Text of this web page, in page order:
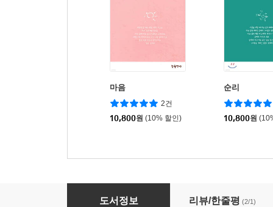
마음
2건
10,800원 (10% 할인)
순리
10,800원
세상 너머의 세상
도서정보 리뷰/한줄평 (2/1)